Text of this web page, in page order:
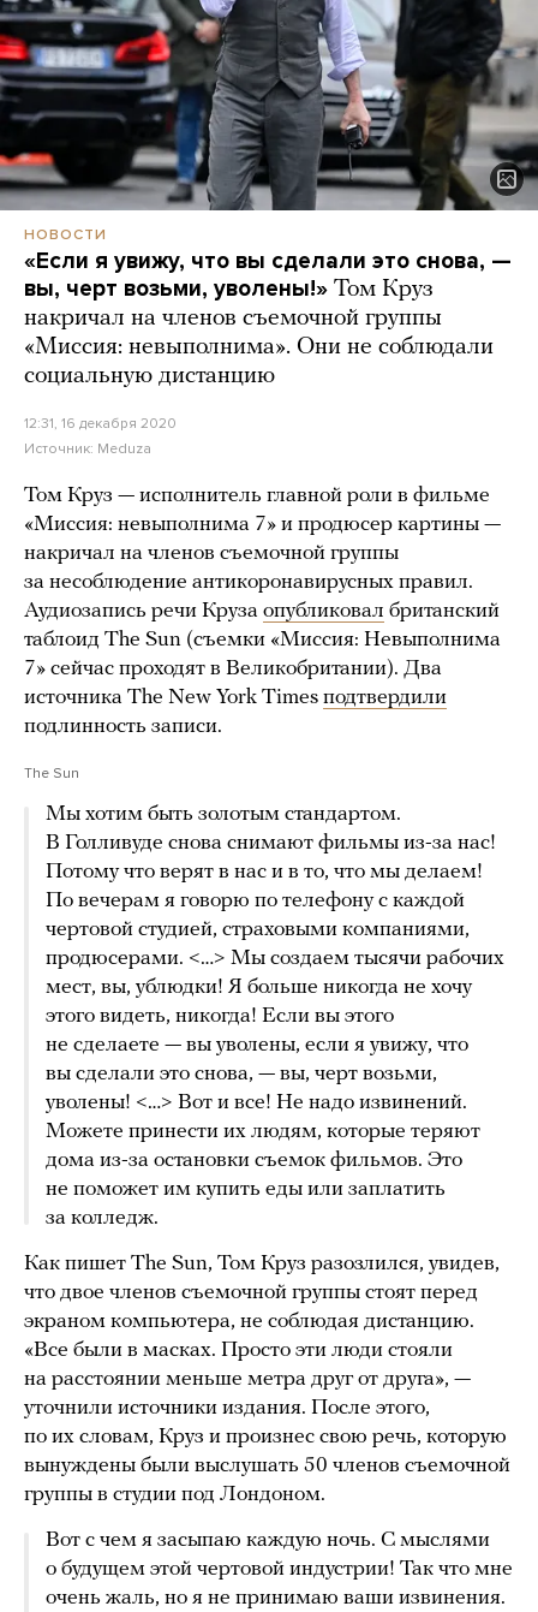
НОВОСТИ
«Если я увижу, что вы сделали это снова, —
вы, черт возьми, уволены!» Том Круз
накричал на членов съемочной группы
«Миссия: невыполнима». Они не соблюдали
социальную дистанцию
12:31, 16 декабря 2020
Источник: Meduza
Том Круз — исполнитель главной роли в фильме
«Миссия: невыполнима 7» и продюсер картины —
накричал на членов съемочной группы
за несоблюдение антикоронавирусных правил.
Аудиозапись речи Круза опубликовал британский
таблоид The Sun (съемки «Миссия: Невыполнима
7» сейчас проходят в Великобритании). Два
источника The New York Times подтвердили
подлинность записи.
The Sun
Мы хотим быть золотым стандартом.
В Голливуде снова снимают фильмы из-за нас!
Потому что верят в нас и в то, что мы делаем!
По вечерам я говорю по телефону с каждой
чертовой студией, страховыми компаниями,
продюсерами. <…> Мы создаем тысячи рабочих
мест, вы, ублюдки! Я больше никогда не хочу
этого видеть, никогда! Если вы этого
не сделаете — вы уволены, если я увижу, что
вы сделали это снова, — вы, черт возьми,
уволены! <…> Вот и все! Не надо извинений.
Можете принести их людям, которые теряют
дома из-за остановки съемок фильмов. Это
не поможет им купить еды или заплатить
за колледж.
Как пишет The Sun, Том Круз разозлился, увидев,
что двое членов съемочной группы стоят перед
экраном компьютера, не соблюдая дистанцию.
«Все были в масках. Просто эти люди стояли
на расстоянии меньше метра друг от друга», —
уточнили источники издания. После этого,
по их словам, Круз и произнес свою речь, которую
вынуждены были выслушать 50 членов съемочной
группы в студии под Лондоном.
Вот с чем я засыпаю каждую ночь. С мыслями
о будущем этой чертовой индустрии! Так что мне
очень жаль, но я не принимаю ваши извинения.